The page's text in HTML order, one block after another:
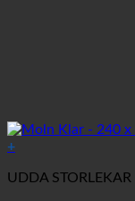
+
UDDA STORLEKAR